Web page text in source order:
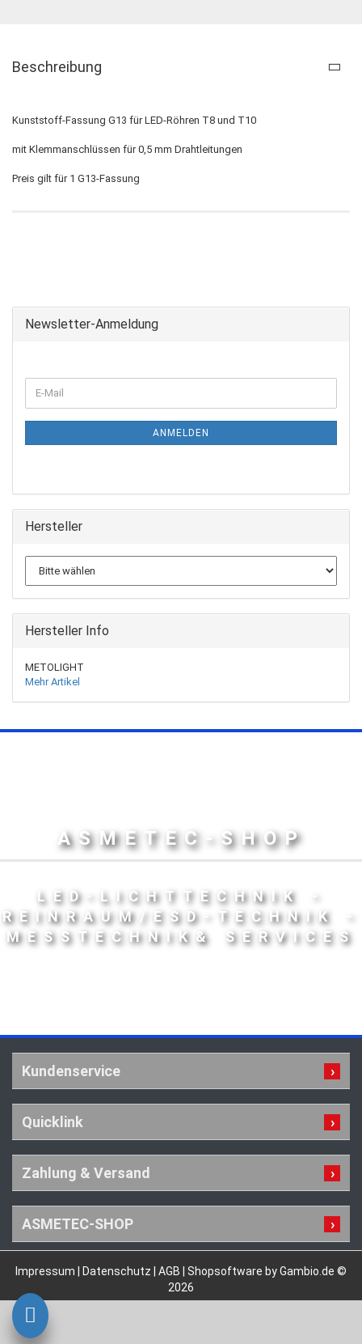
Beschreibung
Kunststoff-Fassung G13 für LED-Röhren T8 und T10
mit Klemmanschlüssen für 0,5 mm Drahtleitungen
Preis gilt für 1 G13-Fassung
Newsletter-Anmeldung
ANMELDEN
Hersteller
Hersteller Info
METOLIGHT
Mehr Artikel
ASMETEC-SHOP
LED-LICHTTECHNIK -
REINRAUM/ESD-TECHNIK -
MESSTECHNIK& SERVICES
Kundenservice
Quicklink
Zahlung & Versand
ASMETEC-SHOP
Impressum | Datenschutz | AGB | Shopsoftware by Gambio.de ©
2026